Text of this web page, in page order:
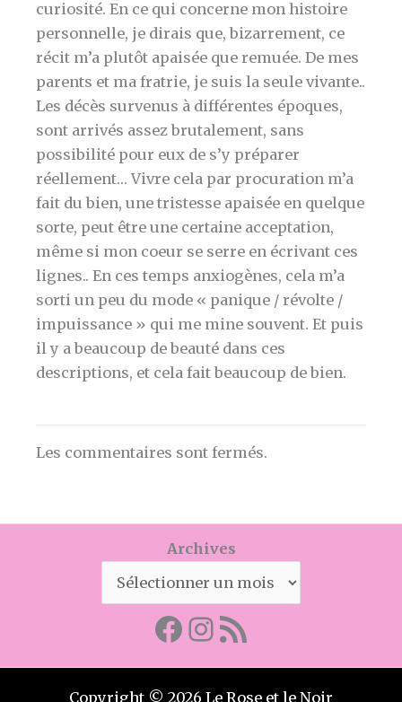
curiosité. En ce qui concerne mon histoire
personnelle, je dirais que, bizarrement, ce
récit m’a plutôt apaisée que remuée. De mes
parents et ma fratrie, je suis la seule vivante..
Les décès survenus à différentes époques,
sont arrivés assez brutalement, sans
possibilité pour eux de s’y préparer
réellement… Vivre cela par procuration m’a
fait du bien, une tristesse apaisée en quelque
sorte, peut être une certaine acceptation,
même si mon coeur se serre en écrivant ces
lignes.. En ces temps anxiogènes, cela m’a
sorti un peu du mode « panique / révolte /
impuissance » qui me mine souvent. Et puis
il y a beaucoup de beauté dans ces
descriptions, et cela fait beaucoup de bien.
Les commentaires sont fermés.
Archives
Facebook
Mon instagram
Abonnez-vous par RSS
Copyright © 2026 Le Rose et le Noir